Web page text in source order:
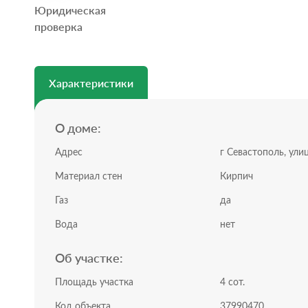
Также на территории есть двухэтажный дом с
оборудован под мастерскую, второй этаж может
водоснабжение и канализация; интернет и
Почему это выгодное предложение:
• Локация: удобная транспортная развязка для
• Готовое решение: не нужно тратить время на
• Потенциал: можно жить самим или сдавать в
Идеально подойдет:
• Для тех, кому важна транспортная доступность и
• Для тех, кто ценит уют, тишину.
Юридическая
проверка
Характеристики
О доме:
Адрес г Севастополь,
Материал стен Кирпич
Газ да
Вода нет
Об участке:
Площадь участка 4 сот.